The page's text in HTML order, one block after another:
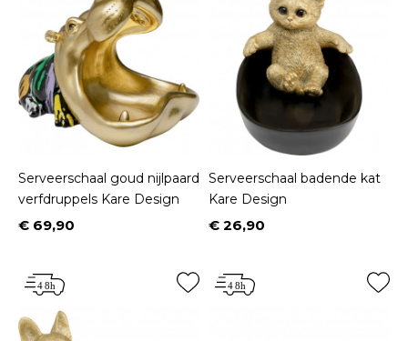
Serveerschaal goud nijlpaard
verfdruppels Kare Design
Prijs
€ 69,90
Serveerschaal badende kat
Kare Design
Prijs
€ 26,90